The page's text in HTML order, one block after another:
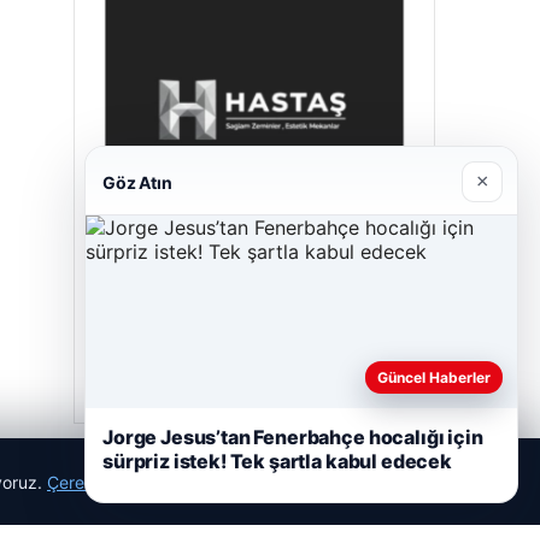
Çerez Politikamız
Göz Atın ×
Güncel Haberler
Jorge Jesus’tan Fenerbahçe hocalığı için
sürpriz istek! Tek şartla kabul edecek